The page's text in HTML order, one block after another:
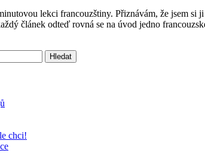
lekci francouzštiny. Přiznávám, že jsem si
článek odteď rovná se na úvod jedno
chci!